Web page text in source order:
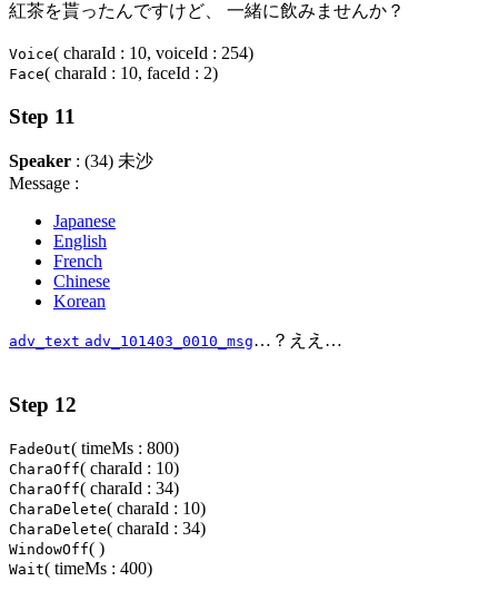
紅茶を貰ったんですけど、 一緒に飲みませんか？
Voice( charaId : 10, voiceId : 254)
Face( charaId : 10, faceId : 2)
Step 11
Speaker : (34) 未沙
Message :
Japanese
English
French
Chinese
Korean
adv_text adv_101403_0010_msg…？ええ…
Step 12
FadeOut( timeMs : 800)
CharaOff( charaId : 10)
CharaOff( charaId : 34)
CharaDelete( charaId : 10)
CharaDelete( charaId : 34)
WindowOff( )
Wait( timeMs : 400)